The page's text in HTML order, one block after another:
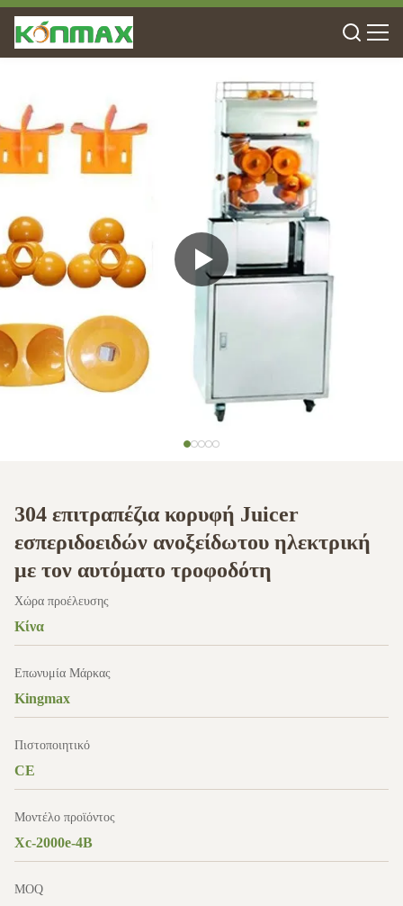
304 επιτραπέζια κορυφή Juicer
εσπεριδοειδών ανοξείδωτου ηλεκτρική
με τον αυτόματο τροφοδότη
Χώρα προέλευσης
Κίνα
Επωνυμία Μάρκας
Kingmax
Πιστοποιητικό
CE
Μοντέλο προϊόντος
Xc-2000e-4B
MOQ